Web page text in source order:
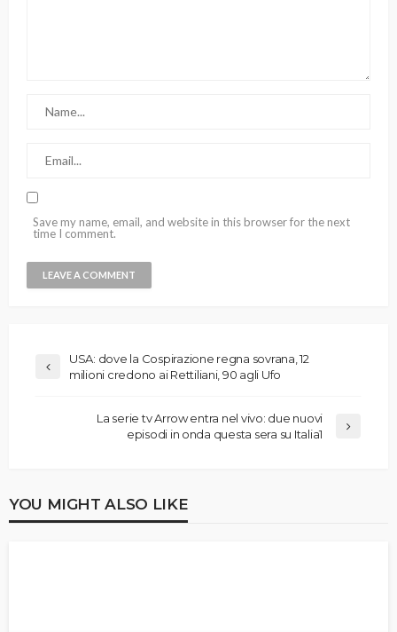
Save my name, email, and website in this browser for the next
time I comment.
USA: dove la Cospirazione regna sovrana, 12
milioni credono ai Rettiliani, 90 agli Ufo
La serie tv Arrow entra nel vivo: due nuovi
episodi in onda questa sera su Italia1
YOU MIGHT ALSO LIKE